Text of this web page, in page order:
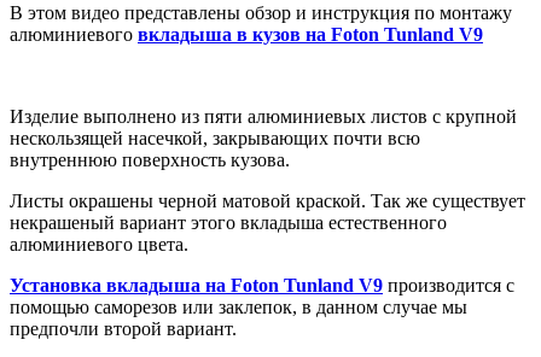
В этом видео представлены обзор и инструкция по монтажу
алюминиевого вкладыша в кузов на Foton Tunland V9
Изделие выполнено из пяти алюминиевых листов с крупной
нескользящей насечкой, закрывающих почти всю
внутреннюю поверхность кузова.
Листы окрашены черной матовой краской. Так же существует
некрашеный вариант этого вкладыша естественного
алюминиевого цвета.
Установка вкладыша на Foton Tunland V9 производится с
помощью саморезов или заклепок, в данном случае мы
предпочли второй вариант.